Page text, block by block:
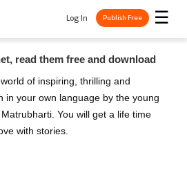
☰
Log In Publish Free
read them free and download
of inspiring, thrilling and
in your own language by the young
You will get a life time
with stories.